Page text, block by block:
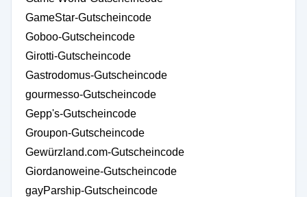
GameStar-Gutscheincode
Goboo-Gutscheincode
Girotti-Gutscheincode
Gastrodomus-Gutscheincode
gourmesso-Gutscheincode
Gepp's-Gutscheincode
Groupon-Gutscheincode
Gewürzland.com-Gutscheincode
Giordanoweine-Gutscheincode
gayParship-Gutscheincode